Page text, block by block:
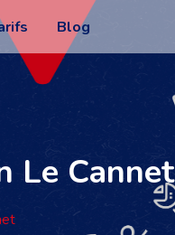
Blog
Le Cannet